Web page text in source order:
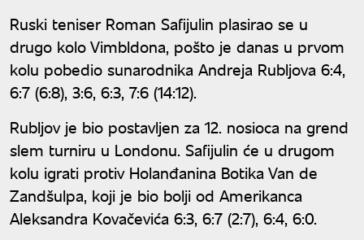
Ruski teniser Roman Safijulin plasirao se u
drugo kolo Vimbldona, pošto je danas u prvom
kolu pobedio sunarodnika Andreja Rubljova 6:4,
6:7 (6:8), 3:6, 6:3, 7:6 (14:12).
Rubljov je bio postavljen za 12. nosioca na grend
slem turniru u Londonu. Safijulin će u drugom
kolu igrati protiv Holanđanina Botika Van de
Zandšulpa, koji je bio bolji od Amerikanca
Aleksandra Kovačevića 6:3, 6:7 (2:7), 6:4, 6:0.